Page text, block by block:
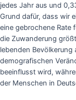
jedes Jahr aus und
Grund dafür, dass wir
eine gebrochene Rate
die Zuwanderung
lebenden
demografischen
beeinflusst wird,
der Menschen in